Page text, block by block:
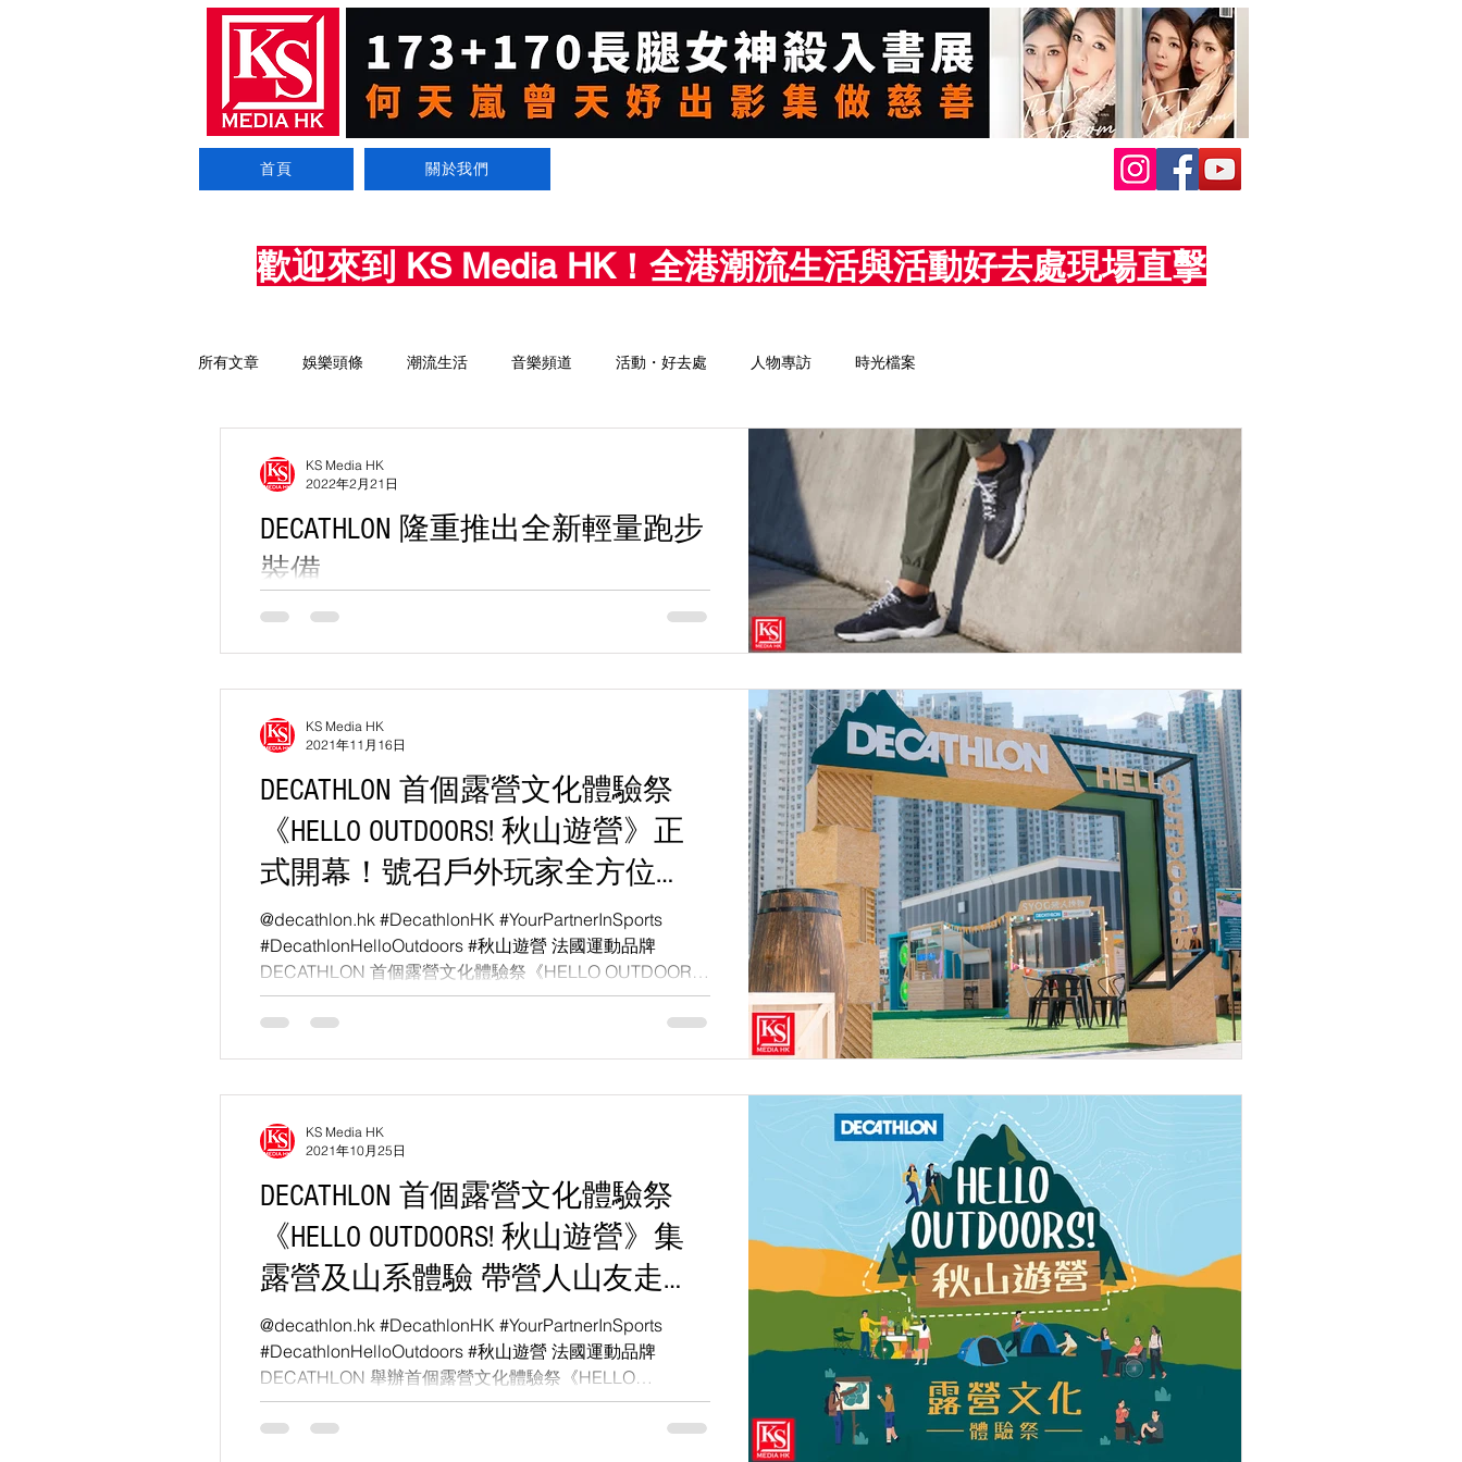
首頁 關於我們
歡迎來到 KS Media HK！全港潮流生活與活動好去處現場直擊
所有文章 娛樂頭條 潮流生活 音樂頻道 活動・好去處 人物專訪 時光檔案
DECATHLON 隆重推出全新輕量跑步
裝備
革命性科研跑鞋、輕量越野跑背包 新一年跑街跑山必入
運動拍檔」為理念，2022年頭炮就震撼踩過界，於春夏系
列推出全新功...
KS Media HK
2022年2月21日
DECATHLON 首個露營文化體驗祭
《HELLO OUTDOORS! 秋山遊營》正
式開幕！號召戶外玩家全方位
Gear-Up
@decathlon.hk #DecathlonHK #YourPartnerInSports
#DecathlonHelloOutdoors #秋山遊營 法國運動品牌
DECATHLON 首個露營文化體驗祭《HELLO OUTDOORS!
秋山遊營》正式開幕！...
KS Media HK
2021年11月16日
DECATHLON 首個露營文化體驗祭
《HELLO OUTDOORS! 秋山遊營》集
露營及山系體驗 帶營人山友走一
轉森度山野旅程
@decathlon.hk #DecathlonHK #YourPartnerInSports
#DecathlonHelloOutdoors #秋山遊營 法國運動品牌
DECATHLON 舉辦首個露營文化體驗祭《HELLO
OUTDOORS! 秋山遊營》，於 11 月...
KS Media HK
2021年10月25日